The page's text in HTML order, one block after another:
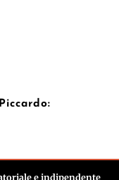
e indipendente